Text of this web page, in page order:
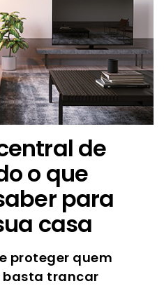
de
o que
para
casa
proteger quem
basta trancar